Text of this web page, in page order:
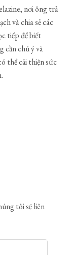
nơi ông trả
và chia sẻ các
tiếp để biết
cần chú ý và
thể cải thiện sức
tôi sẽ liên